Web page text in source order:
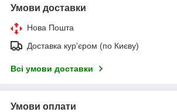
Умови доставки
Нова Пошта
Доставка кур'єром (по Києву)
Всі умови доставки
Умови оплати